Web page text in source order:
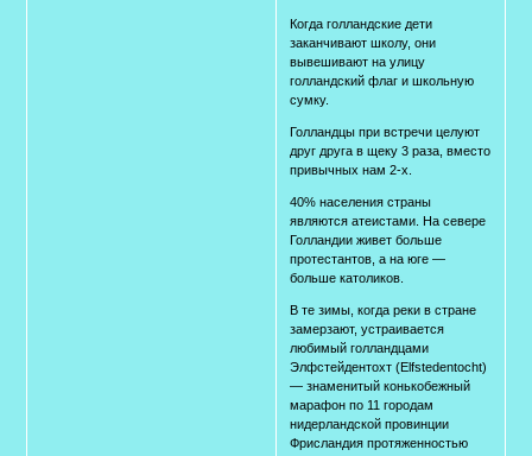
Когда голландские дети
заканчивают школу, они
вывешивают на улицу
голландский флаг и школьную
сумку.
Голландцы при встречи целуют
друг друга в щеку 3 раза, вместо
привычных нам 2-х.
40% населения страны
являются атеистами. На севере
Голландии живет больше
протестантов, а на юге —
больше католиков.
В те зимы, когда реки в стране
замерзают, устраивается
любимый голландцами
Элфстейдентохт (Elfstedentocht)
— знаменитый конькобежный
марафон по 11 городам
нидерландской провинции
Фрисландия протяженностью